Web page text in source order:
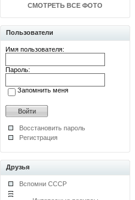
СМОТРЕТЬ ВСЕ ФОТО
Пользователи
Имя пользователя:
Пароль:
Запомнить меня
Восстановить пароль
Регистрация
Друзья
Вспомни СССР